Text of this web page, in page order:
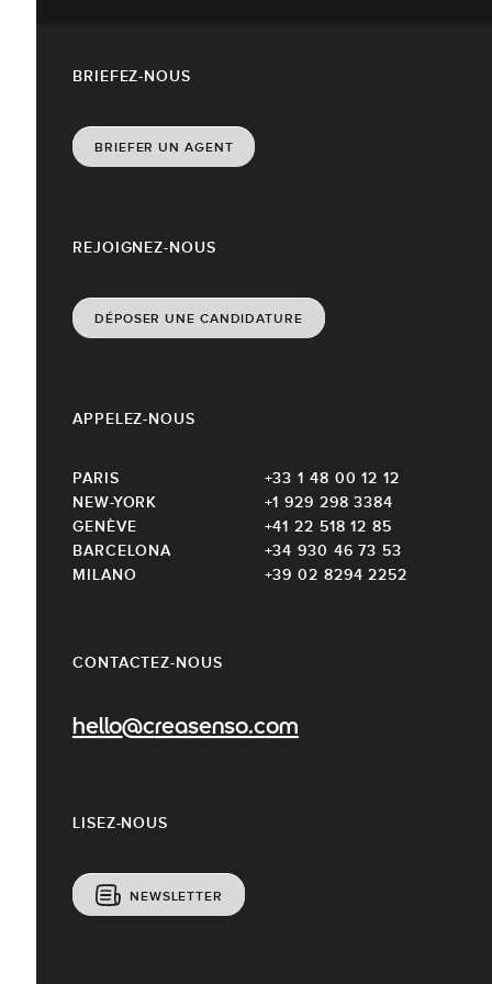
CONTACTEZ-NOUS
hello@creasenso.com
REJOIGNEZ-NOUS
DÉPOSER UNE CANDIDATURE
LISEZ-NOUS
NEWSLETTER
APPELEZ-NOUS
PARIS
+33 1 48 00 12 12
NEW-YORK
+1 929 298 3384
GENÈVE
+41 22 518 12 85
BARCELONA
+34 930 46 73 53
MILANO
+39 02 8294 2252
BRIEFEZ-NOUS
BRIEFER UN AGENT